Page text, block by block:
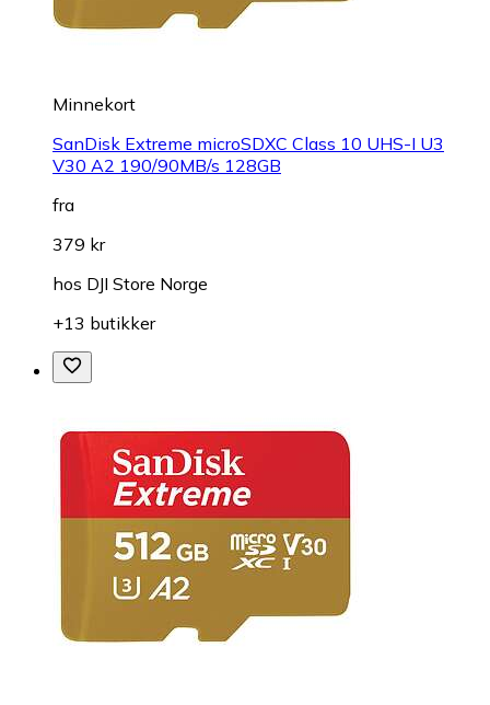
Minnekort
SanDisk Extreme microSDXC Class 10 UHS-I U3
V30 A2 190/90MB/s 128GB
fra
379 kr
hos DJI Store Norge
+13 butikker